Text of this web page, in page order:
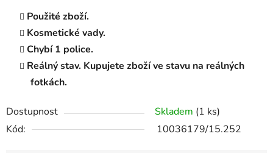
Použité zboží.
Kosmetické vady.
Chybí 1 police.
Reálný stav. Kupujete zboží ve stavu na reálných
fotkách.
Dostupnost Skladem (1 ks)
Kód:
10036179/15.252